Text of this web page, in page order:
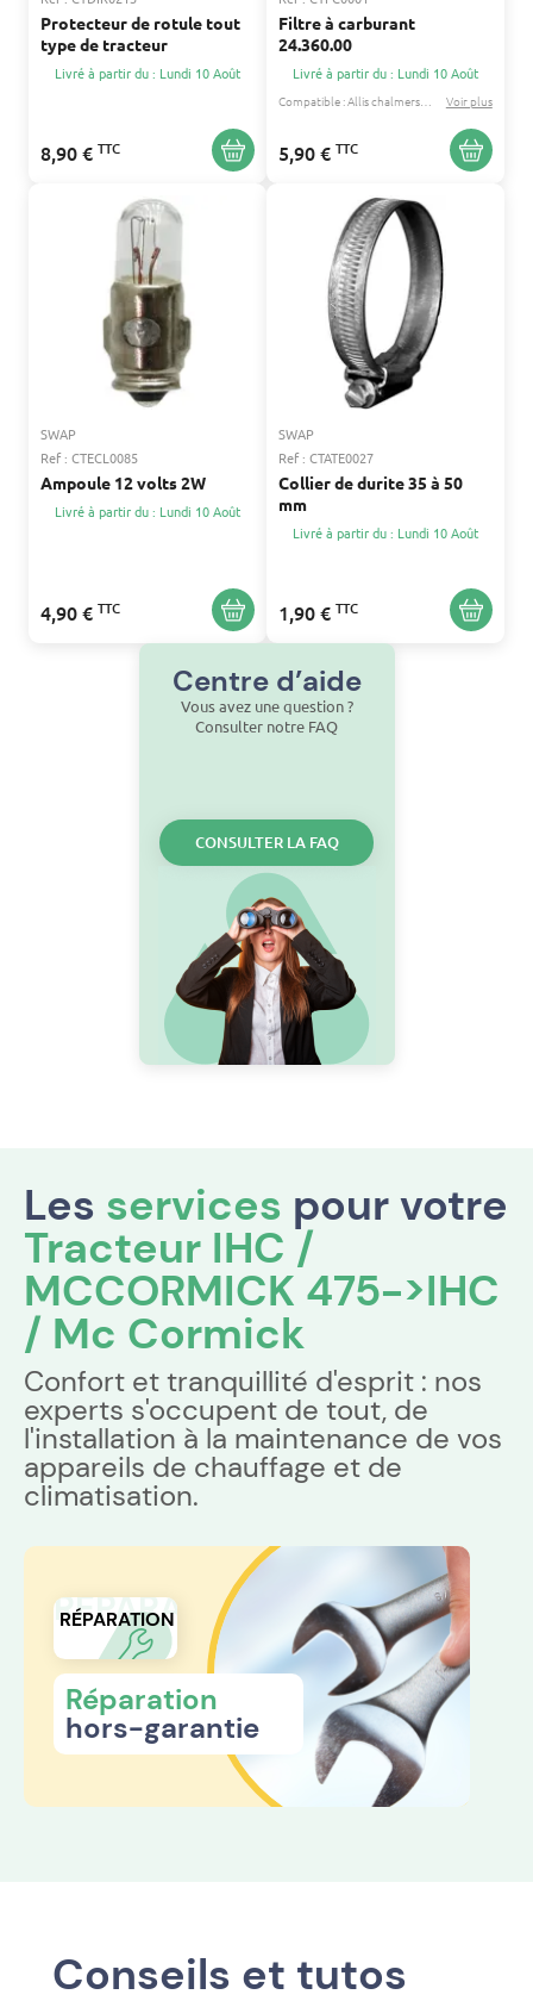
Protecteur de rotule tout
type de tracteur
Livré à partir du : Lundi 10 Août
8,90 € TTC
Filtre à carburant
24.360.00
Livré à partir du : Lundi 10 Août
Compatible : Allis chalmersDavid brown...
Voir plus
5,90 € TTC
SWAP
Ref : CTECL0085
Ampoule 12 volts 2W
Livré à partir du : Lundi 10 Août
4,90 € TTC
SWAP
Ref : CTATE0027
Collier de durite 35 à 50
mm
Livré à partir du : Lundi 10 Août
1,90 € TTC
Centre d’aide
Vous avez une question ?
Consulter notre FAQ
CONSULTER LA FAQ
Les services pour votre
Tracteur IHC /
MCCORMICK 475->IHC
/ Mc Cormick
Confort et tranquillité d'esprit : nos
experts s'occupent de tout, de
l'installation à la maintenance de vos
appareils de chauffage et de
climatisation.
RÉPARATION
RÉPARATION
Réparation
hors-garantie
Conseils et tutos